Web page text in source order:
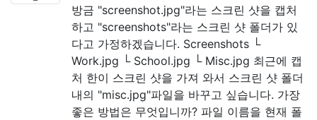
방금 "screenshot.jpg"라는 스크린 샷을 캡처
하고 "screenshots"라는 스크린 샷 폴더가 있
다고 가정하겠습니다. Screenshots └
Work.jpg └ School.jpg └ Misc.jpg 최근에 캡
처 한이 스크린 샷을 가져 와서 스크린 샷 폴더
내의 "misc.jpg"파일을 바꾸고 싶습니다. 가장
좋은 방법은 무엇입니까? 파일 이름을 현재 폴